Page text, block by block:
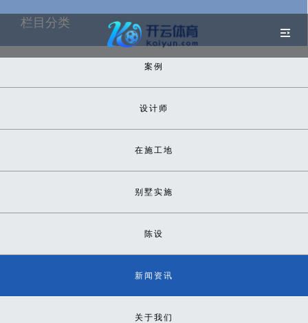
栏目分类
案例
设计师
在施工地
别墅实施
陈设
新闻资讯
关于我们